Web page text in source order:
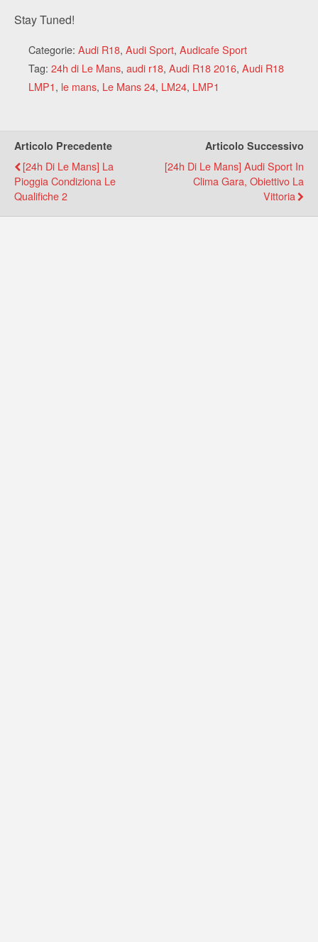
Stay Tuned!
Categorie: Audi R18, Audi Sport, Audicafe Sport
Tag: 24h di Le Mans, audi r18, Audi R18 2016, Audi R18
LMP1, le mans, Le Mans 24, LM24, LMP1
Articolo Precedente
[24h Di Le Mans] La
Pioggia Condiziona Le
Qualifiche 2
Articolo Successivo
[24h Di Le Mans] Audi Sport In
Clima Gara, Obiettivo La
Vittoria